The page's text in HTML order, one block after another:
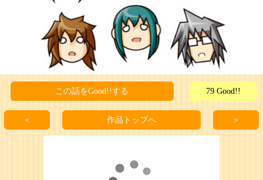
この話をGood!!する 79 Good!!
＜ 作品トップへ ＞